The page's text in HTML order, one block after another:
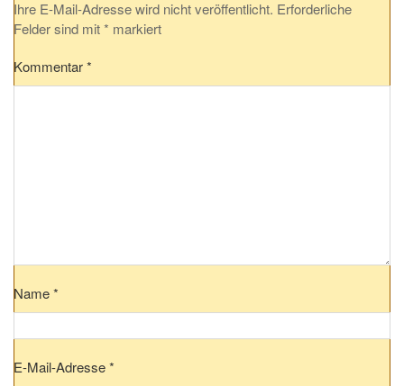
Ihre E-Mail-Adresse wird nicht veröffentlicht. Erforderliche
Felder sind mit* markiert
Kommentar*
Name*
E-Mail-Adresse*